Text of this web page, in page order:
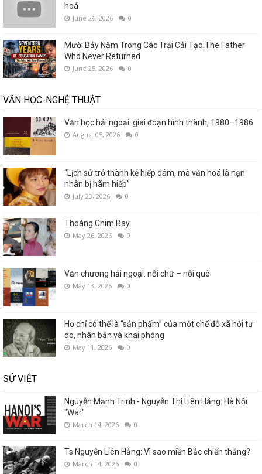
hoá
June 26, 2026 0
Mười Bảy Năm Trong Các Trại Cải Tạo.The Father
Who Never Returned
June 25, 2026 0
VĂN HỌC-NGHỆ THUẬT
Văn học hải ngoại: giai đoạn hình thành, 1980–1986
August 05, 2026 0
“Lịch sử trở thành kẻ hiếp dâm, mà văn hoá là nạn
nhân bị hãm hiếp”
July 23, 2026 0
Thoáng Chim Bay
May 26, 2026 0
Văn chương hải ngoại: nỗi chữ – nỗi quê
May 13, 2026 0
Họ chỉ có thể là “sản phẩm” của một chế độ xã hội tự
do, nhân bản và khai phóng
May 11, 2026 0
SỬ VIỆT
Nguyễn Mạnh Trinh - Nguyễn Thị Liên Hằng: Hà Nội
"War"
March 14, 2026 0
Ts Nguyễn Liên Hằng: Vì sao miền Bắc chiến thắng?
March 14, 2026 0